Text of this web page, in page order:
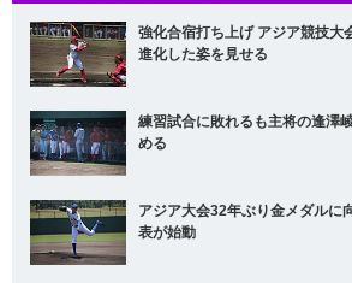
強化合宿打ち上げ アジア競技大
進化した姿を見せる
練習試合に敗れるも主将の逢澤
める
アジア大会32年ぶり金メダルに
表が始動